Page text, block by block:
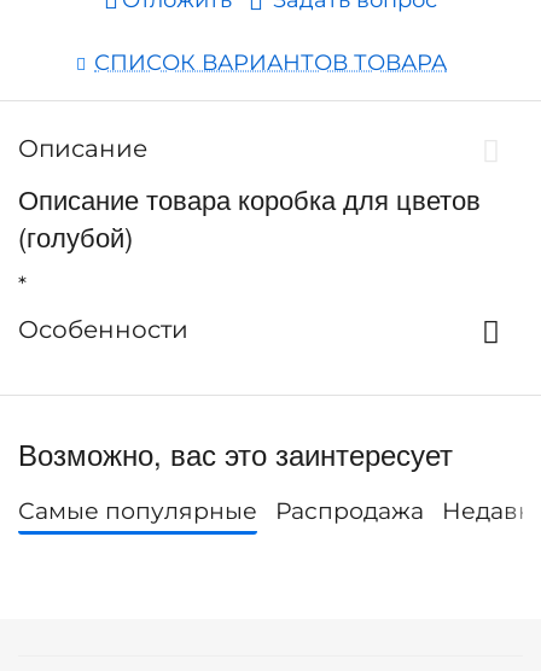
СПИСОК ВАРИАНТОВ ТОВАРА
Описание
Описание товара коробка для цветов
(голубой)
*
Особенности
Возможно, вас это заинтересует
Самые популярные Распродажа